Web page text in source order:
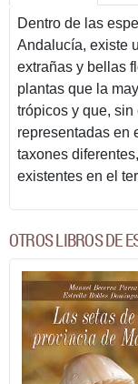
Dentro de las
Andalucía, existe
extrañas y bellas
plantas que la
trópicos y que,
representadas en
taxones
existentes en el
OTROS LIBROS DE